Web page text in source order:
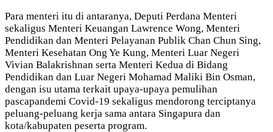
Para menteri itu di antaranya, Deputi Perdana Menteri
sekaligus Menteri Keuangan Lawrence Wong, Menteri
Pendidikan dan Menteri Pelayanan Publik Chan Chun Sing,
Menteri Kesehatan Ong Ye Kung, Menteri Luar Negeri
Vivian Balakrishnan serta Menteri Kedua di Bidang
Pendidikan dan Luar Negeri Mohamad Maliki Bin Osman,
dengan isu utama terkait upaya-upaya pemulihan
pascapandemi Covid-19 sekaligus mendorong terciptanya
peluang-peluang kerja sama antara Singapura dan
kota/kabupaten peserta program.